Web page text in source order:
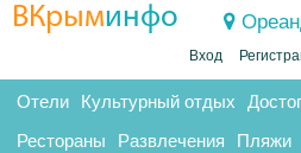
ВКрыминфо
Вход
Отели Культурный отдых
Рестораны Развлечения Пляжи